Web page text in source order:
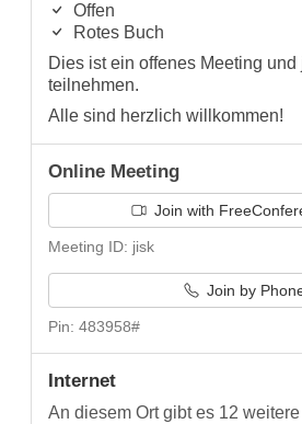
Offen
Rotes Buch
Dies ist ein offenes Meeting und
teilnehmen.
Alle sind herzlich willkommen!
Online Meeting
Join with
Meeting ID: jisk
Join by
Pin: 483958#
Internet
An diesem Ort gibt es 12